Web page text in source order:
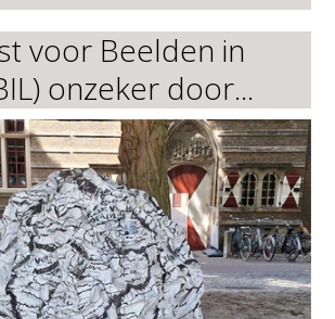
voor Beelden in
onzeker door...